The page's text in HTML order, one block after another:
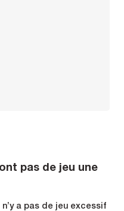
pas de jeu une
a pas de jeu excessif